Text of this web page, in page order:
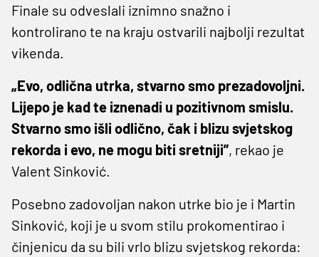
Finale su odveslali iznimno snažno i
kontrolirano te na kraju ostvarili najbolji rezultat
vikenda.
„Evo, odlična utrka, stvarno smo prezadovoljni.
Lijepo je kad te iznenadi u pozitivnom smislu.
Stvarno smo išli odlično, čak i blizu svjetskog
rekorda i evo, ne mogu biti sretniji”, rekao je
Valent Sinković.
Posebno zadovoljan nakon utrke bio je i Martin
Sinković, koji je u svom stilu prokomentirao i
činjenicu da su bili vrlo blizu svjetskog rekorda: